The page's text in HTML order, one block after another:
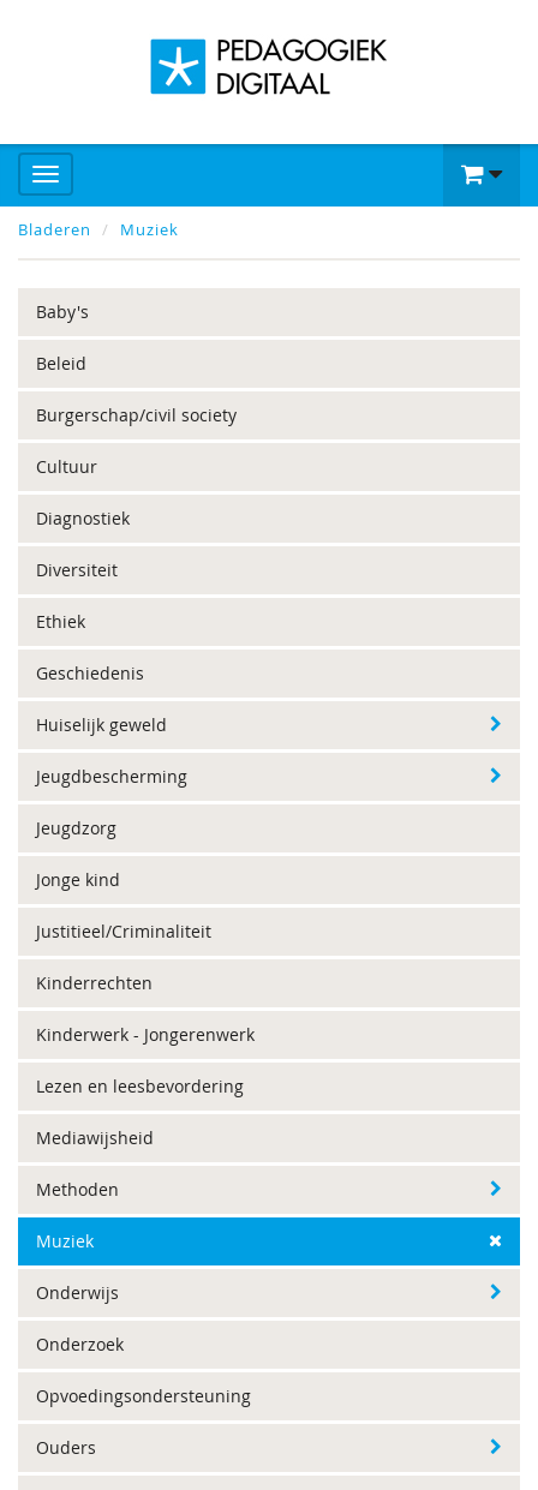
Bladeren Muziek
Baby's
Beleid
Burgerschap/civil society
Cultuur
Diagnostiek
Diversiteit
Ethiek
Geschiedenis
Huiselijk geweld
Jeugdbescherming
Jeugdzorg
Jonge kind
Justitieel/Criminaliteit
Kinderrechten
Kinderwerk - Jongerenwerk
Lezen en leesbevordering
Mediawijsheid
Methoden
Muziek
Onderwijs
Onderzoek
Opvoedingsondersteuning
Ouders